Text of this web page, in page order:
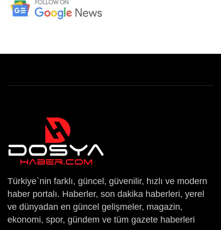
Türkiye`nin farklı, güncel, güvenilir, hızlı ve modern
haber portalı. Haberler, son dakika haberleri, yerel
ve dünyadan en güncel gelişmeler, magazin,
ekonomi, spor, gündem ve tüm gazete haberleri